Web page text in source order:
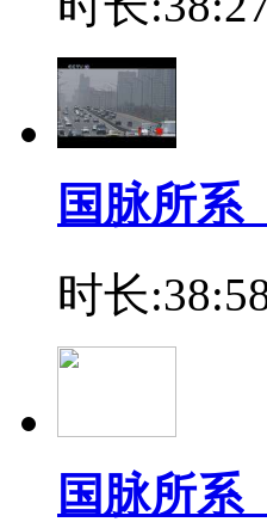
国脉所系
时长
国脉所系